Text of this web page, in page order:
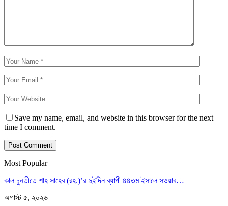
Save my name, email, and website in this browser for the next
time I comment.
Most Popular
কাল চুনতীতে শাহ সাহেব (রহ.)’র দুইদিন ব্যাপী ৪৪তম ইসালে সওয়াব…
অগাস্ট ৫, ২০২৬